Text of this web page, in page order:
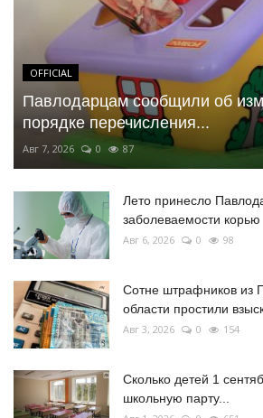
OFFICIAL
Павлодарцам сообщили об
порядке перечисления...
Авг 7, 2026 0 87
Лето принесло
заболеваемости корью
Авг 6, 2026 0 98
Сотне штрафников из
области простили
Авг 3, 2026 0 154
Сколько детей 1
школьную парту...